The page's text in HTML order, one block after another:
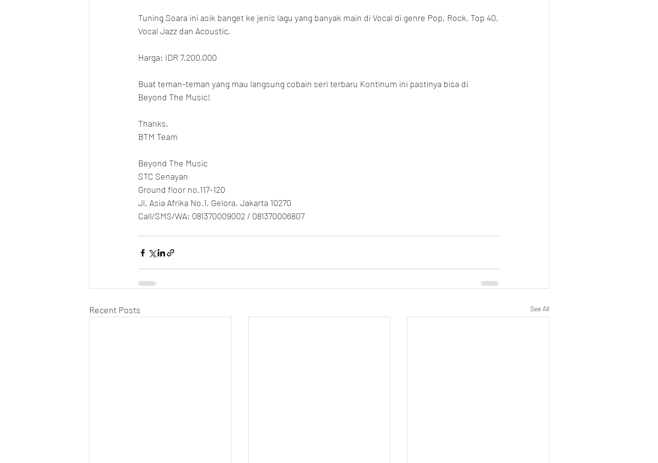
Tuning Soara ini asik banget ke jenis lagu yang banyak main di Vocal di genre Pop, Rock, Top 40,
Vocal Jazz dan Acoustic.
Harga: IDR 7,200,000
Buat teman-teman yang mau langsung cobain seri terbaru Kontinum ini pastinya bisa di
Beyond The Music!
Thanks,
BTM Team
Beyond The Music
STC Senayan
Ground floor no.117-120
Jl. Asia Afrika No.1, Gelora, Jakarta 10270
Call/SMS/WA: 081370009002 / 081370006807
Recent Posts See All